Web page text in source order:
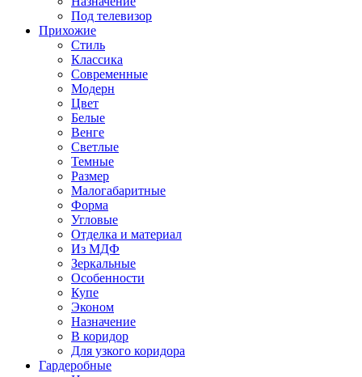
Под телевизор
Прихожие
Стиль
Классика
Современные
Модерн
Цвет
Белые
Венге
Светлые
Темные
Размер
Малогабаритные
Форма
Угловые
Отделка и материал
Из МДФ
Зеркальные
Особенности
Купе
Эконом
Назначение
В коридор
Для узкого коридора
Гардеробные